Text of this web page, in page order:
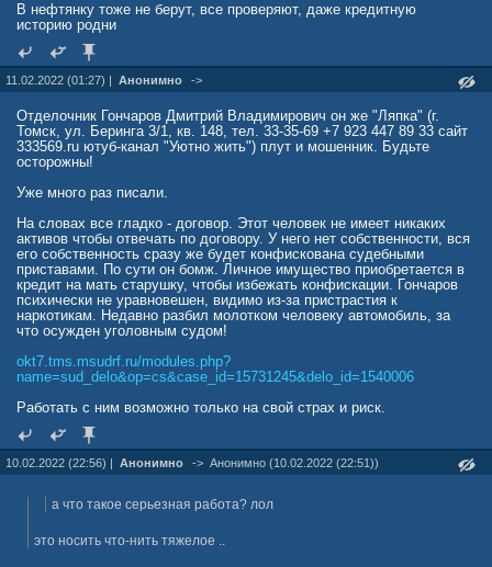
В нефтянку тоже не берут, все проверяют, даже кредитную
историю родни
11.02.2022 (01:27) | Анонимно ->
Отделочник Гончаров Дмитрий Владимирович он же "Ляпка" (г.
Томск, ул. Беринга 3/1, кв. 148, тел. 33-35-69 +7 923 447 89 33 сайт
333569.ru ютуб-канал "Уютно жить") плут и мошенник. Будьте
осторожны!
Уже много раз писали.
На словах все гладко - договор. Этот человек не имеет никаких
активов чтобы отвечать по договору. У него нет собственности, вся
его собственность сразу же будет конфискована судебными
приставами. По сути он бомж. Личное имущество приобретается в
кредит на мать старушку, чтобы избежать конфискации. Гончаров
психически не уравновешен, видимо из-за пристрастия к
наркотикам. Недавно разбил молотком человеку автомобиль, за
что осужден уголовным судом!
okt7.tms.msudrf.ru/modules.php?
name=sud_delo&op=cs&case_id=15731245&delo_id=1540006
Работать с ним возможно только на свой страх и риск.
10.02.2022 (22:56) | Анонимно -> Анонимно (10.02.2022 (22:51))
а что такое серьезная работа? лол
это носить что-нить тяжелое ..